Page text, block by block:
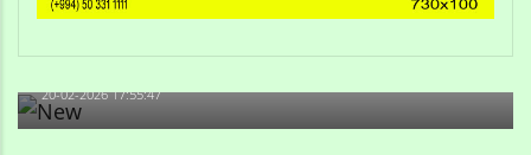
Qulu Məhərrəmli: Sosial şəbəkələrdə söyüş niyə artıb?
20-02-2026 17:55:47
Məni bura NAZİR GÖNDƏRİB - 1937-ci ildən fəaliyyətdə
olan və...